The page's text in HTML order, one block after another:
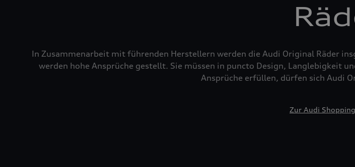
In Zusammenarbeit mit führenden Herstellern werden die Audi Original Räder
werden hohe Ansprüche gestellt. Sie müssen in puncto Design, Langlebigkeit
Ansprüche erfüllen, dürfen sich Audi
Zur Audi